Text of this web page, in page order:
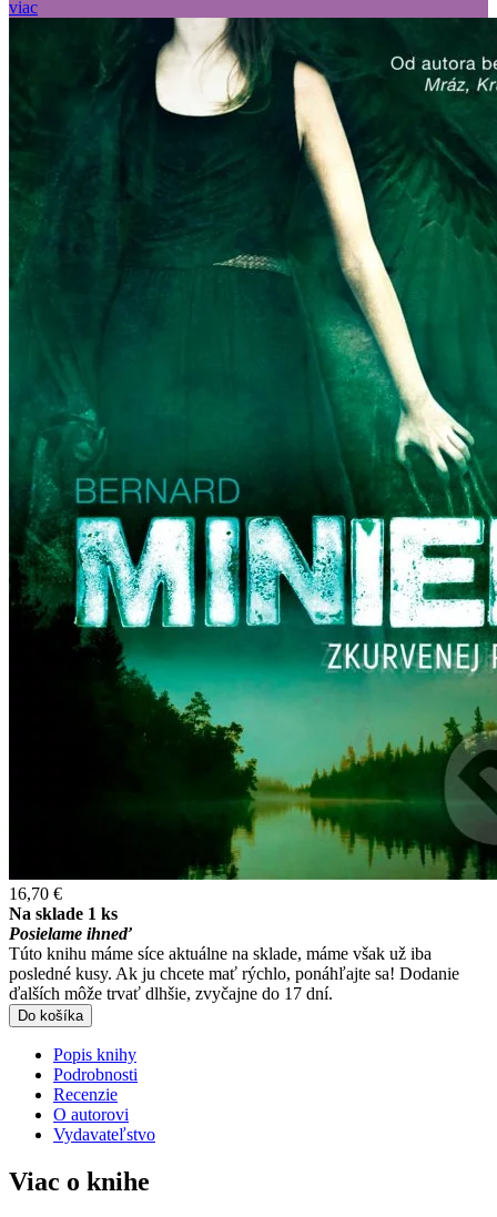
16,70 €
Na sklade 1 ks
Posielame ihneď
Túto knihu máme síce aktuálne na sklade, máme však už iba
posledné kusy. Ak ju chcete mať rýchlo, ponáhľajte sa! Dodanie
ďalších môže trvať dlhšie, zvyčajne do 17 dní.
Do košíka
Popis knihy
Podrobnosti
Recenzie
O autorovi
Vydavateľstvo
Viac o knihe